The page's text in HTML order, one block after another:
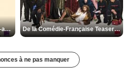
Les Matins merveilleux Bande-annonce VF De la Comédie-Française Teaser VF
à ne pas manquer